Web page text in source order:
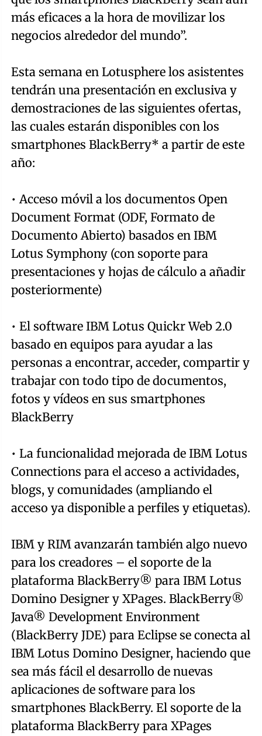
más eficaces a la hora de movilizar los
negocios alrededor del mundo”.
Esta semana en Lotusphere los asistentes
tendrán una presentación en exclusiva y
demostraciones de las siguientes ofertas,
las cuales estarán disponibles con los
smartphones BlackBerry* a partir de este
año:
• Acceso móvil a los documentos Open
Document Format (ODF, Formato de
Documento Abierto) basados en IBM
Lotus Symphony (con soporte para
presentaciones y hojas de cálculo a añadir
posteriormente)
• El software IBM Lotus Quickr Web 2.0
basado en equipos para ayudar a las
personas a encontrar, acceder, compartir y
trabajar con todo tipo de documentos,
fotos y vídeos en sus smartphones
BlackBerry
• La funcionalidad mejorada de IBM Lotus
Connections para el acceso a actividades,
blogs, y comunidades (ampliando el
acceso ya disponible a perfiles y etiquetas).
IBM y RIM avanzarán también algo nuevo
para los creadores – el soporte de la
plataforma BlackBerry® para IBM Lotus
Domino Designer y XPages. BlackBerry®
Java® Development Environment
(BlackBerry JDE) para Eclipse se conecta al
IBM Lotus Domino Designer, haciendo que
sea más fácil el desarrollo de nuevas
aplicaciones de software para los
smartphones BlackBerry. El soporte de la
plataforma BlackBerry para XPages